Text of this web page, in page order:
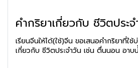
คำกริยาเกี่ยวกับ ชีวิตประจ
เรียนจีนให้ได้(ใช้)จีน ขอเสนอคำกริยาที่ใ
เกี่ยวกับ ชีวิตประจำวัน เช่น ตื่นนอน อาบ